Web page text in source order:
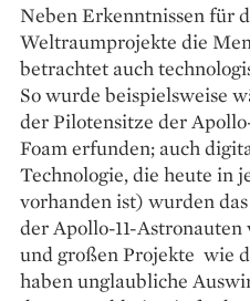
Neben Erkenntnissen für
Weltraumprojekte die
betrachtet auch
So wurde beispielsweise
der Pilotensitze der
Foam erfunden; auch
Technologie, die heute in
vorhanden ist) wurden
der Apollo-11-
und großen Projekte wie
haben unglaubliche